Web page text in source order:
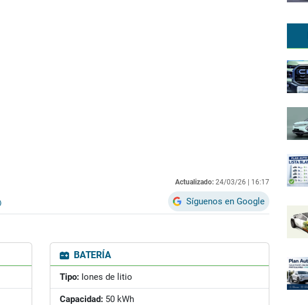
Actualizado: 24/03/26 | 16:17
Síguenos en Google
BATERÍA
Tipo: Iones de litio
Capacidad: 50 kWh